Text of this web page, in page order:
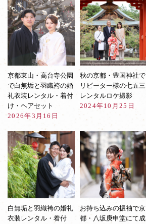
京都東山・高台寺公園
で白無垢と羽織袴の婚
礼衣装レンタル・着付
け・ヘアセット
2026年3月16日
秋の京都・豊国神社で
リピーター様の七五三
レンタルロケ撮影
2024年10月25日
白無垢と羽織袴の婚礼
衣装レンタル・着付
お持ち込みの振袖で京
都・八坂庚申堂にて成